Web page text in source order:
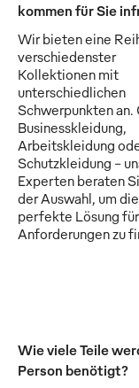
kommen für Sie
Wir bieten eine
verschiedenster
Kollektionen mit
unterschiedlichen
Schwerpunkten an.
Businesskleidung,
Arbeitskleidung
Schutzkleidung -
Experten beraten
der Auswahl, um die
perfekte Lösung
Anforderungen zu
Wie viele Teile
Person benötigt?